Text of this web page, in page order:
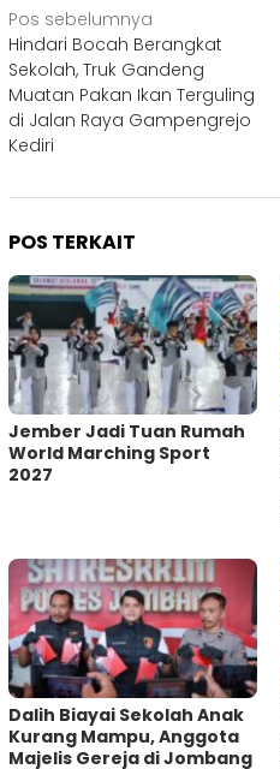
Navigasi
pos
Pos sebelumnya
Hindari Bocah Berangkat
Sekolah, Truk Gandeng
Muatan Pakan Ikan Terguling
di Jalan Raya Gampengrejo
Kediri
POS TERKAIT
Jember Jadi Tuan Rumah
World Marching Sport
2027
Dalih Biayai Sekolah Anak
Kurang Mampu, Anggota
Majelis Gereja di Jombang